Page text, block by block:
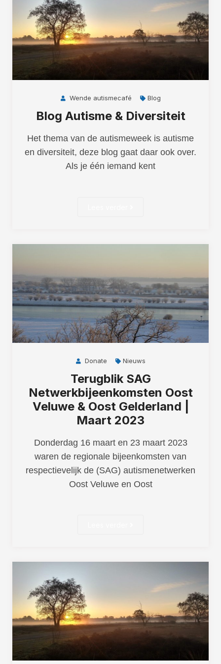
Wende autismecafé Blog
Blog Autisme & Diversiteit
Het thema van de autismeweek is autisme
en diversiteit, deze blog gaat daar ook over.
Als je één iemand kent
Donate Nieuws
Terugblik SAG
Netwerkbijeenkomsten Oost
Veluwe & Oost Gelderland |
Maart 2023
Donderdag 16 maart en 23 maart 2023
waren de regionale bijeenkomsten van
respectievelijk de (SAG) autismenetwerken
Oost Veluwe en Oost